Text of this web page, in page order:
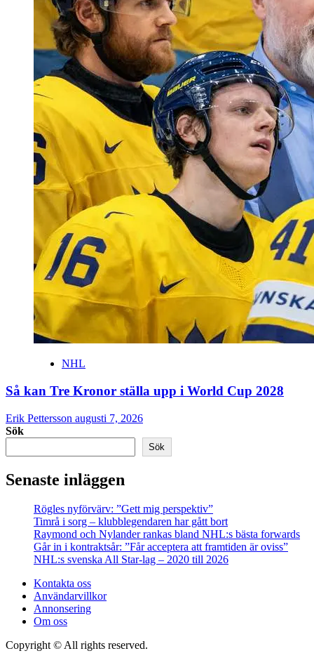
NHL
Så kan Tre Kronor ställa upp i World Cup 2028
Erik Pettersson augusti 7, 2026
Sök
Sök
Senaste inläggen
Rögles nyförvärv: ”Gett mig perspektiv”
Timrå i sorg – klubblegendaren har gått bort
Raymond och Nylander rankas bland NHL:s bästa forwards
Går in i kontraktsår: ”Får acceptera att framtiden är oviss”
NHL:s svenska All Star-lag – 2020 till 2026
Kontakta oss
Användarvillkor
Annonsering
Om oss
Copyright © All rights reserved.